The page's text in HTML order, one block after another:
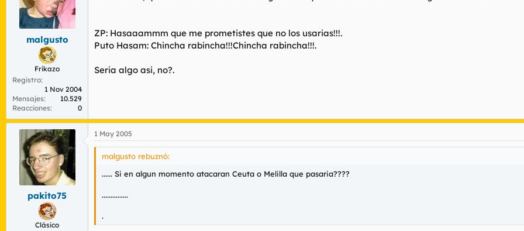
malgusto
Frikazo
Registro
1 Nov 2004
Mensajes
10.529
Reacciones
0
ZP: Hasaaammm que me prometistes que no los usarias!!!.
Puto Hasam: Chincha rabincha!!!Chincha rabincha!!!.
Seria algo asi, no?.
pakito75
Clásico
1 May 2005
malgusto rebuznó:
...... Si en algun momento atacaran Ceuta o Melilla que pasaria????
...............
.